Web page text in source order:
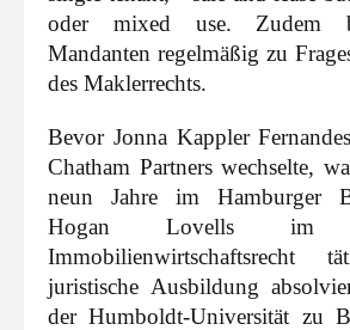
oder mixed use. Zudem
Mandanten regelmäßig zu
des Maklerrechts.
Bevor Jonna Kappler
Chatham Partners wechselte,
neun Jahre im Hamburger
Hogan Lovells im
Immobilienwirtschaftsrecht
juristische Ausbildung
der Humboldt-Universität zu